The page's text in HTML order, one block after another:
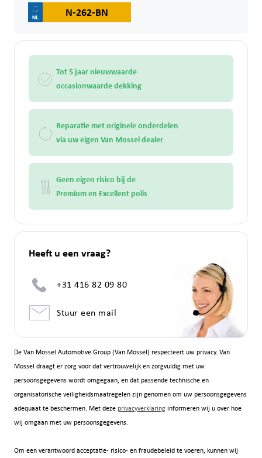
De Van Mossel Automotive Group (Van Mossel) respecteert uw privacy. Van
Mossel draagt er zorg voor dat vertrouwelijk en zorgvuldig met uw
persoonsgegevens wordt omgegaan, en dat passende technische en
organisatorische veiligheidsmaatregelen zijn genomen om uw persoonsgegevens
adequaat te beschermen. Met deze privacyverklaringinformeren wij u over hoe
wij omgaan met uw persoonsgegevens.
Om een verantwoord acceptatie- risico- en fraudebeleid te voeren, kunnen wij
N-262-BN
Tot 5 jaar nieuwwaarde
occasionwaarde dekking
Reparatie met originele onderdelen
via uw eigen Van Mossel dealer
Geen eigen risico bij de
Premium en Excellent polis
Heeft u een vraag?
+31 416 82 09 80
Stuur een mail